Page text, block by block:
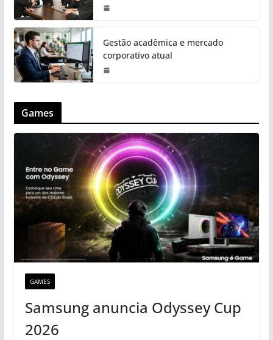
Gestão acadêmica e mercado
corporativo atual
Games
GAMES
Samsung anuncia Odyssey Cup
2026